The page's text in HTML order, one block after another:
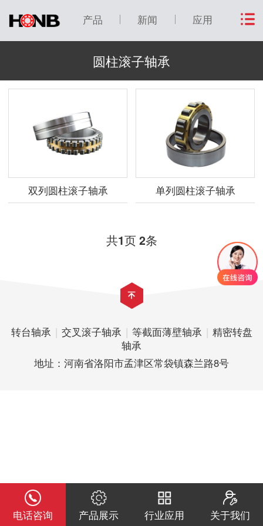
产品 新闻 应用
圆柱滚子轴承
双列圆柱滚子轴承 单列圆柱滚子轴承
共1页2条
转台轴承 | 交叉滚子轴承 | 等截面薄壁轴承 | 精密转盘
轴承
地址：河南省洛阳市孟津区常袋镇森兰路8号
电话咨询 产品展示 行业应用 关于我们